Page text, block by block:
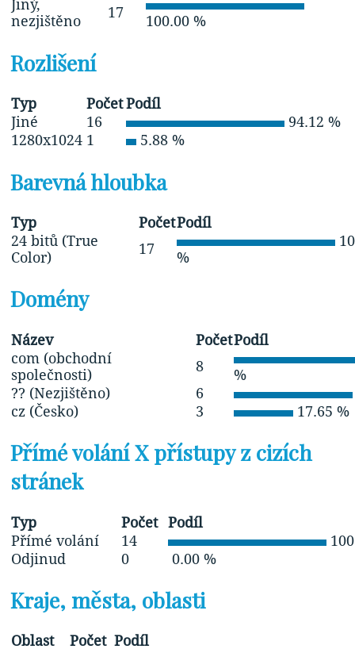
Jiný,
nezjištěno
17
100.00 %
Rozlišení
Typ PočetPodíl
Jiné
16
94.12 %
1280x1024 1 5.88 %
Barevná hloubka
Typ PočetPodíl
24 bitů (True
Color)
17
%
Domény
Název PočetPodíl
com (obchodní
společnosti)
8
%
?? (Nezjištěno)
6
cz (Česko)
3 17.65 %
Přímé volání X přístupy z cizích
stránek
Typ Počet
Podíl
Přímé volání
14
Odjinud
0 0.00 %
Kraje, města, oblasti
Oblast Počet Podíl